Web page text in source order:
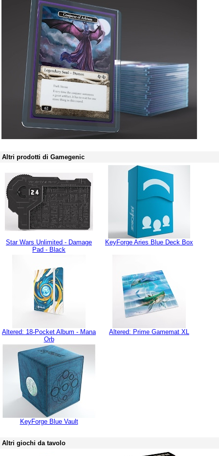
Altri prodotti di Gamegenic
Star Wars Unlimited - Damage
Pad - Black
KeyForge Aries Blue Deck Box
Altered: 18-Pocket Album - Mana
Orb
Altered: Prime Gamemat XL
KeyForge Blue Vault
Altri giochi da tavolo